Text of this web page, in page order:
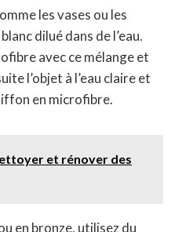
les vases ou les
dilué dans de l’eau.
avec ce mélange et
l’objet à l’eau claire et
en microfibre.
et rénover des
en bronze, utilisez du